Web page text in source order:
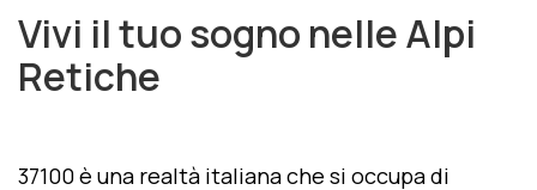
Vivi il tuo sogno nelle Alpi
Retiche
37100 è una realtà italiana che si occupa di